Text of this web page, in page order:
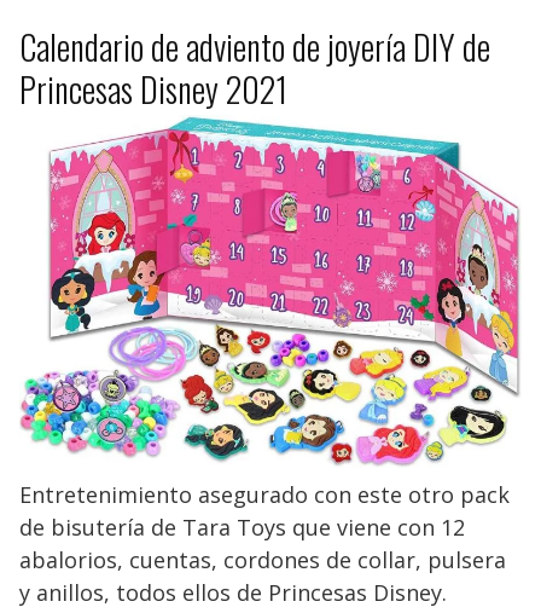
Calendario de adviento de joyería DIY de
Princesas Disney 2021
Entretenimiento asegurado con este otro pack
de bisutería de Tara Toys que viene con 12
abalorios, cuentas, cordones de collar, pulsera
y anillos, todos ellos de Princesas Disney.